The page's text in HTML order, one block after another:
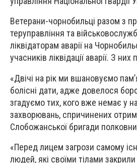
Ветерани-чорнобильці разом з
теруправління та
ліквідаторам аварії на
учасників ліквідації аварії. З
«Двічі на рік ми вшановуємо
болісні дати, адже довелося
згадуємо тих, кого вже немає у
захворювань, спричинених
Слобожанської бригади
«Перед лицем загрози самому
людей, які своїми тілами